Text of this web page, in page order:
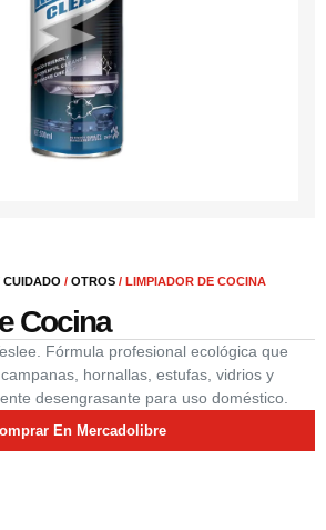
CUIDADO / OTROS / LIMPIADOR DE COCINA
Cocina
Fórmula profesional ecológica que
hornallas, estufas, vidrios y
desengrasante para uso doméstico.
En Mercadolibre